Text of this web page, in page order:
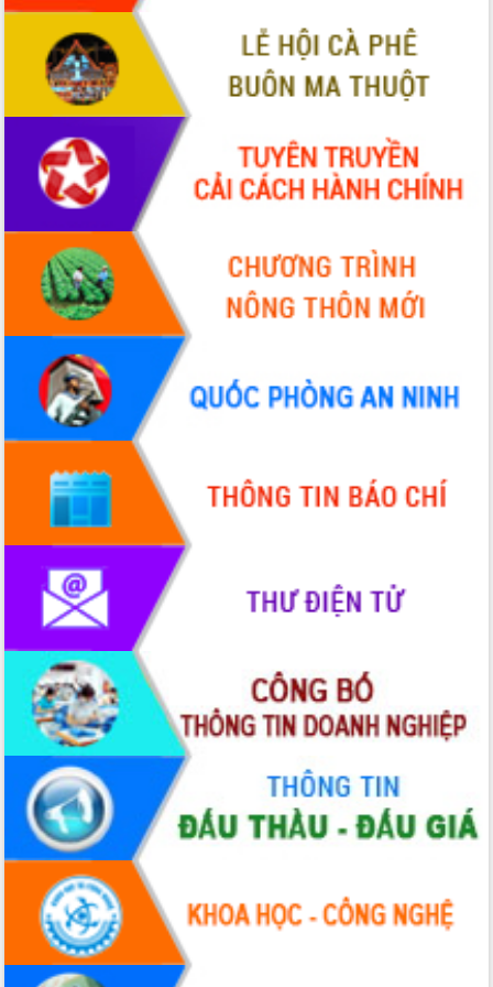
tiến đầu tư tỉnh
Ngành cá ngừ Đắk Lắk chủ động thích
ứng để giữ vững thị trường xuất khẩu
Diễn đàn Kinh tế tư nhân Việt Nam đột
phá cơ chế - Hợp tác công tư
Đề án 06 tạo bước ngoặt đột phá trong
cải cách hành chính tỉnh Đắk Lắk
Kết nối tour, đẩy mạnh chuyển đổi số
để phát triển du lịch Đắk Lắk
Khởi động Dự án Đầu tư xây dựng hạ
tầng kỹ thuật Cụm công nghiệp Tân
Tiến
Gặp mặt các cơ quan báo chí nhân Kỷ
niệm 101 năm Ngày Báo chí Cách
Đắk Lắk sơ kết 4 năm triển khai thực
hiện Đề án 06 của Chính phủ
Họp báo thông tin về Hội nghị Công bố
Quy hoạch và Xúc tiến đầu tư tỉnh Đắk
Khơi thông điểm nghẽn, đẩy nhanh
giải ngân vốn khắc phục thiên tai
HĐND tỉnh thông qua điều chỉnh Quy
hoạch tỉnh thời kỳ 2021-2030
Hội thảo góp ý hồ sơ điều chỉnh quy
hoạch tỉnh Đắk Lắk thời kỳ 2021-2030,
tầm nhìn đến năm 2050
Nâng cao hiệu quả hoạt động của các
doanh nghiệp nhà nước
Hội nghị triển khai kết nối mạng
truyền số liệu chuyên dùng phục vụ cơ
quan Đảng, Nhà nước
Lễ phát động chuỗi hoạt động chung
tay làm sạch môi trường
Xã Ea Kar bước chuyển mình trong
công tác cải cách hành chính mô hình
UBND tỉnh họp báo định kỳ tháng 4
năm 2026
Hội thảo khoa học “Giải pháp thúc đẩy
phát triển nền kinh tế xanh tại tỉnh